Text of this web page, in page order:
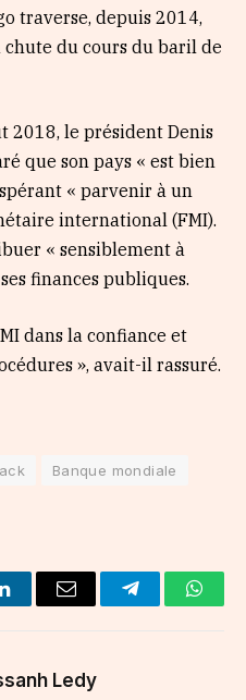
traverse, depuis 2014,
du cours du baril de
2018, le président Denis
que son pays « est bien
« parvenir à un
international (FMI).
« sensiblement à
finances publiques.
dans la confiance et
», avait-il rassuré.
Banque mondiale
LinkedInEmail Telegram
Ledy